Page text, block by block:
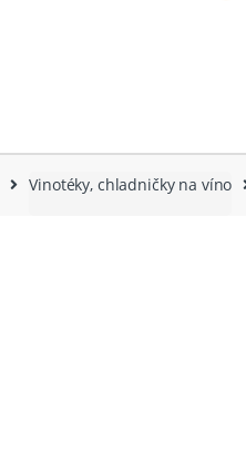
Vinotéky, chladničky na víno